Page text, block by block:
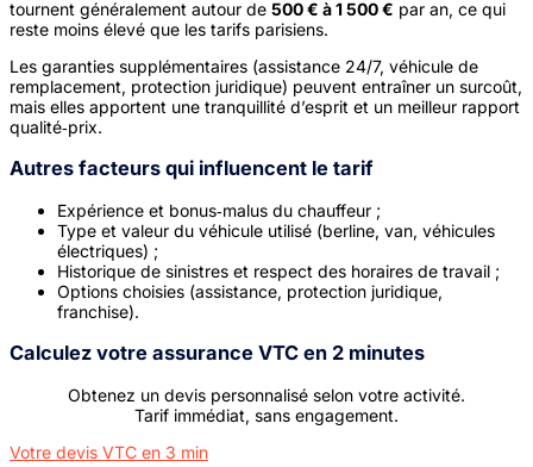
tournent généralement autour de 500 € à 1 500 € par an, ce qui
reste moins élevé que les tarifs parisiens.
Les garanties supplémentaires (assistance 24/7, véhicule de
remplacement, protection juridique) peuvent entraîner un surcoût,
mais elles apportent une tranquillité d’esprit et un meilleur rapport
qualité‑prix.
Autres facteurs qui influencent le tarif
Expérience et bonus‑malus du chauffeur ;
Type et valeur du véhicule utilisé (berline, van, véhicules
électriques) ;
Historique de sinistres et respect des horaires de travail ;
Options choisies (assistance, protection juridique,
franchise).
Calculez votre assurance VTC en 2 minutes
Obtenez un devis personnalisé selon votre activité.
Tarif immédiat, sans engagement.
Votre devis VTC en 3 min